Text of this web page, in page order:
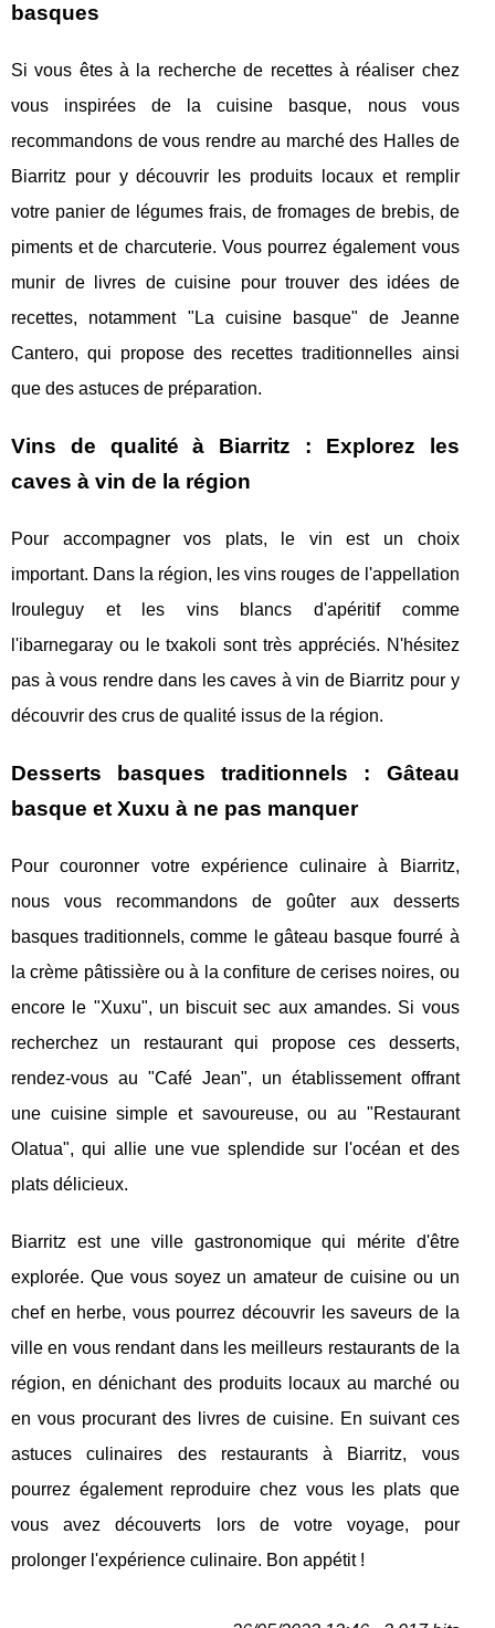
basques
Si vous êtes à la recherche de recettes à réaliser chez
vous inspirées de la cuisine basque, nous vous
recommandons de vous rendre au marché des Halles de
Biarritz pour y découvrir les produits locaux et remplir
votre panier de légumes frais, de fromages de brebis, de
piments et de charcuterie. Vous pourrez également vous
munir de livres de cuisine pour trouver des idées de
recettes, notamment "La cuisine basque" de Jeanne
Cantero, qui propose des recettes traditionnelles ainsi
que des astuces de préparation.
Vins de qualité à Biarritz : Explorez les
caves à vin de la région
Pour accompagner vos plats, le vin est un choix
important. Dans la région, les vins rouges de l'appellation
Irouleguy et les vins blancs d'apéritif comme
l'ibarnegaray ou le txakoli sont très appréciés. N'hésitez
pas à vous rendre dans les caves à vin de Biarritz pour y
découvrir des crus de qualité issus de la région.
Desserts basques traditionnels : Gâteau
basque et Xuxu à ne pas manquer
Pour couronner votre expérience culinaire à Biarritz,
nous vous recommandons de goûter aux desserts
basques traditionnels, comme le gâteau basque fourré à
la crème pâtissière ou à la confiture de cerises noires, ou
encore le "Xuxu", un biscuit sec aux amandes. Si vous
recherchez un restaurant qui propose ces desserts,
rendez-vous au "Café Jean", un établissement offrant
une cuisine simple et savoureuse, ou au "Restaurant
Olatua", qui allie une vue splendide sur l'océan et des
plats délicieux.
Biarritz est une ville gastronomique qui mérite d'être
explorée. Que vous soyez un amateur de cuisine ou un
chef en herbe, vous pourrez découvrir les saveurs de la
ville en vous rendant dans les meilleurs restaurants de la
région, en dénichant des produits locaux au marché ou
en vous procurant des livres de cuisine. En suivant ces
astuces culinaires des restaurants à Biarritz, vous
pourrez également reproduire chez vous les plats que
vous avez découverts lors de votre voyage, pour
prolonger l'expérience culinaire. Bon appétit !